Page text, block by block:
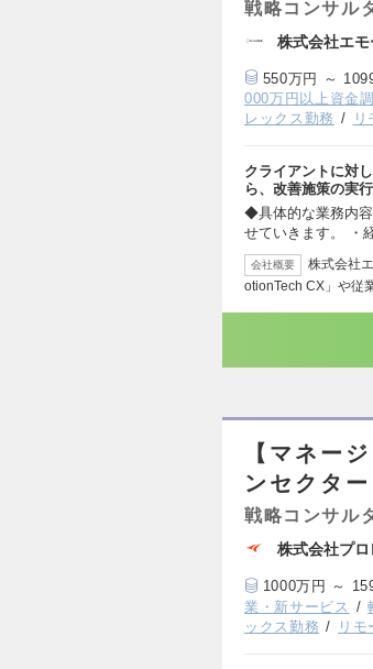
戦略コンサル
株式会社エ
550万円 ～
000万円以上資金
レックス勤務
クライアントに対
ら、改善施策の実
◆具体的な業務内容
せていきます。 ・
会社概要
株式会社
otionTech CX」や従
【マネー
ンセクタ
戦略コンサル
株式会社プ
1000万円 ～
業・新サービス
ックス勤務
リ